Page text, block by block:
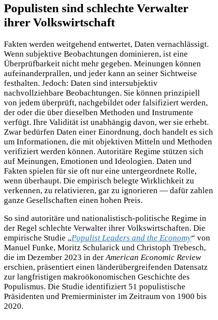
Populisten sind schlechte Verwalter
ihrer Volkswirtschaft
Fakten werden weitgehend entwertet, Daten vernachlässigt.
Wenn subjektive Beobachtungen dominieren, ist eine
Überprüfbarkeit nicht mehr gegeben. Meinungen können
aufeinanderprallen, und jeder kann an seiner Sichtweise
festhalten. Jedoch: Daten sind intersubjektiv
nachvollziehbare Beobachtungen. Sie können prinzipiell
von jedem überprüft, nachgebildet oder falsifiziert werden,
der oder die über dieselben Methoden und Instrumente
verfügt. Ihre Validität ist unabhängig davon, wer sie erhebt.
Zwar bedürfen Daten einer Einordnung, doch handelt es sich
um Informationen, die mit objektiven Mitteln und Methoden
verifiziert werden können. Autoritäre Regime stützen sich
auf Meinungen, Emotionen und Ideologien. Daten und
Fakten spielen für sie oft nur eine untergeordnete Rolle,
wenn überhaupt. Die empirisch belegte Wirklichkeit zu
verkennen, zu relativieren, gar zu ignorieren — dafür zahlen
ganze Gesellschaften einen hohen Preis.
So sind autoritäre und nationalistisch-politische Regime in
der Regel schlechte Verwalter ihrer Volkswirtschaften. Die
empirische Studie „Populist Leaders and the Economy“ von
Manuel Funke, Moritz Schularick und Christoph Trebesch,
die im Dezember 2023 in der American Economic Review
erschien, präsentiert einen länderübergreifenden Datensatz
zur langfristigen makroökonomischen Geschichte des
Populismus. Die Studie identifiziert 51 populistische
Präsidenten und Premierminister im Zeitraum von 1900 bis
2020.